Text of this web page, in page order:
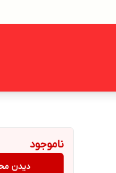
ناموجود
دیدن